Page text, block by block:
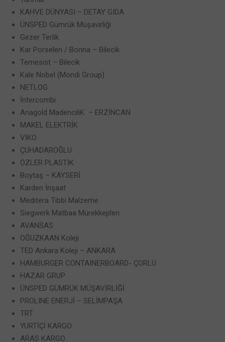
KAHVE DÜNYASI – DETAY GIDA
ÜNSPED Gümrük Müşavirliği
Gezer Terlik
Kar Porselen / Bonna – Bilecik
Temesist – Bilecik
Kale Nobel (Mondi Group)
NETLOG
İntercombi
Anagold MadenciliK – ERZİNCAN
MAKEL ELEKTRİK
VİKO
ÇUHADAROĞLU
ÖZLER PLASTİK
Boytaş – KAYSERİ
Karden İnşaat
Meditera Tıbbi Malzeme
Siegwerk Matbaa Mürekkepleri
AVANSAS
OĞUZKAAN Koleji
TED Ankara Koleji – ANKARA
HAMBURGER CONTAINERBOARD- ÇORLU
HAZAR GRUP
ÜNSPED GÜMRÜK MÜŞAVİRLİĞİ
PROLINE ENERJİ – SELİMPAŞA
TRT
YURTİÇİ KARGO
ARAS KARGO